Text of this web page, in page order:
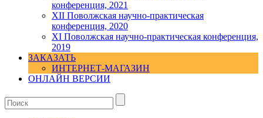
конференция, 2021
ХII Поволжская научно-практическая
конференция, 2020
XI Поволжская научно-практическая конференция,
2019
ЗАКАЗАТЬ
ИНТЕРНЕТ-МАГАЗИН
ОНЛАЙН ВЕРСИИ